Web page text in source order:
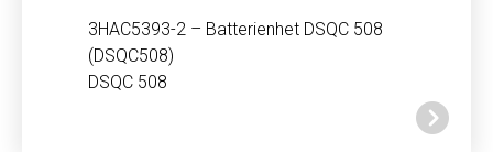
3HAC5393-2 – Batterienhet DSQC 508
(DSQC508)
DSQC 508